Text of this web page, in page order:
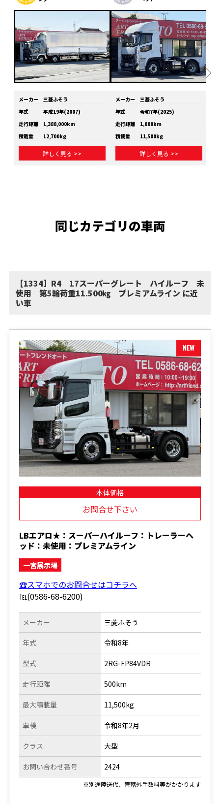
メーカー
三菱ふそう
年式
平成19年(2007)
走行距離
1,388,000km
積載量
12,700kg
詳しく見る >>
メーカー
三菱ふそう
年式
令和7年(2025)
走行距離
1,000km
積載量
11,500kg
詳しく見る >>
同じカテゴリの車両
【1334】R4 17スーパーグレート ハイルーフ 未
使用 第5輪荷重11.500㎏ プレミアムライン に近
い車
本体価格
お問合せ下さい
LBエアロ★：スーパーハイルーフ：トレーラーヘ
ッド：未使用：プレミアムライン
一宮展示場
☎スマホでのお問合せはコチラへ
℡(0586-68-6200)
メーカー
年式
型式
走行距離
三菱ふそう
令和8年
2RG-FP84VDR
500km
最大積載量
車検
クラス
お問い合わせ番号
11,500kg
令和8年2月
大型
2424
※別途陸送代、管轄外手数料等がかかります